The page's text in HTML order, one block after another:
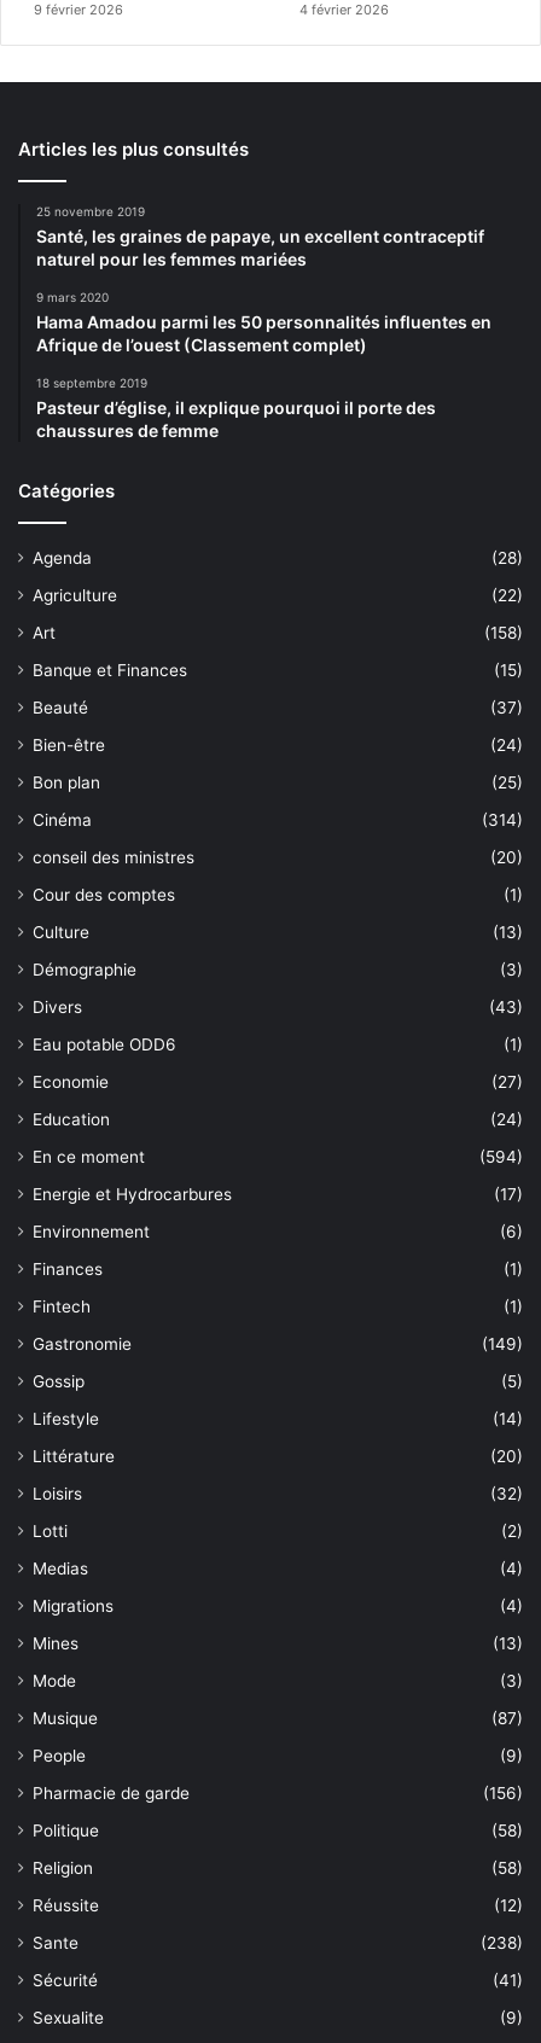
9 février 2026 4 février 2026
Articles les plus consultés
25 novembre 2019
Santé, les graines de papaye, un excellent contraceptif
naturel pour les femmes mariées
9 mars 2020
Hama Amadou parmi les 50 personnalités influentes en
Afrique de l’ouest (Classement complet)
18 septembre 2019
Pasteur d’église, il explique pourquoi il porte des
chaussures de femme
Catégories
Agenda
(28)
Agriculture
(22)
Art
(158)
Banque et Finances
(15)
Beauté
(37)
Bien-être
(24)
Bon plan
(25)
Cinéma
(314)
conseil des ministres
(20)
Cour des comptes
(1)
Culture
(13)
Démographie
(3)
Divers
(43)
Eau potable ODD6
(1)
Economie
(27)
Education
(24)
En ce moment
(594)
Energie et Hydrocarbures
(17)
Environnement
(6)
Finances
(1)
Fintech
(1)
Gastronomie
(149)
Gossip
(5)
Lifestyle
(14)
Littérature
(20)
Loisirs
(32)
Lotti
(2)
Medias
(4)
Migrations
(4)
Mines
(13)
Mode
(3)
Musique
(87)
People
(9)
Pharmacie de garde
(156)
Politique
(58)
Religion
(58)
Réussite
(12)
Sante
(238)
Sécurité
(41)
Sexualite
(9)